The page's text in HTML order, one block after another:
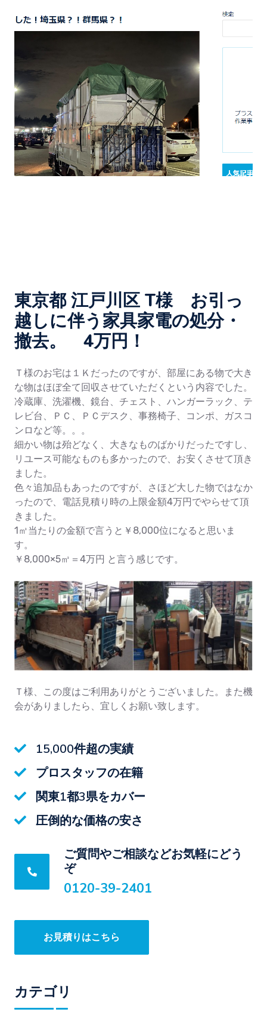
東京都 江戸川区 T様 お引っ
越しに伴う家具家電の処分・
撤去。 4万円！
Ｔ様のお宅は１Ｋだったのですが、部屋にある物で大き
な物はほぼ全て回収させていただくという内容でした。
冷蔵庫、洗濯機、鏡台、チェスト、ハンガーラック、テ
レビ台、ＰＣ、ＰＣデスク、事務椅子、コンポ、ガスコ
ンロなど等。。。
細かい物は殆どなく、大きなものばかりだったですし、
リユース可能なものも多かったので、お安くさせて頂き
ました。
色々追加品もあったのですが、さほど大した物ではなか
ったので、電話見積り時の上限金額4万円でやらせて頂
きました。
1㎥当たりの金額で言うと￥8,000位になると思いま
す。
￥8,000×5㎥＝4万円 と言う感じです。
Ｔ様、この度はご利用ありがとうございました。また機
会がありましたら、宜しくお願い致します。
15,000件超の実績
プロスタッフの在籍
関東1都3県をカバー
圧倒的な価格の安さ
ご質問やご相談などお気軽にどう
ぞ
0120-39-2401
お見積りはこちら
カテゴリ